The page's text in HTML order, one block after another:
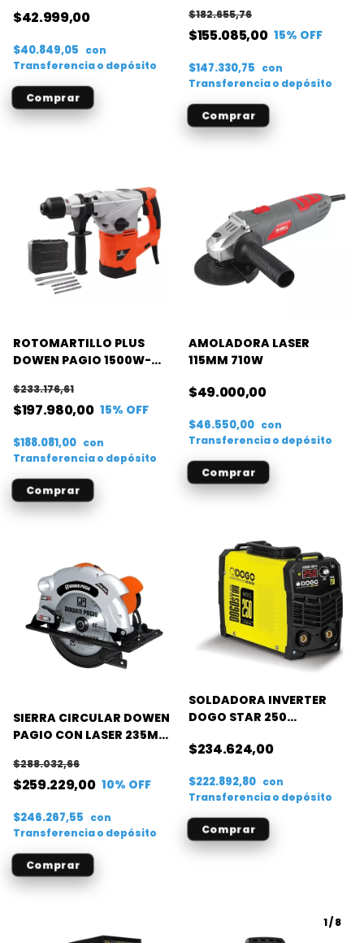
$42.999,00
$40.849,05 con
Transferencia o depósito
$155.085,00
$182.655,76
15% OFF
$147.330,75 con
Transferencia o depósito
ROTOMARTILLO PLUS
DOWEN PAGIO 1500W-
$197.980,00
$233.176,61
15% OFF
$188.081,00 con
Transferencia o depósito
AMOLADORA LASER
115MM 710W
$49.000,00
$46.550,00 con
Transferencia o depósito
SIERRA CIRCULAR DOWEN
PAGIO CON LASER 235MM
$259.229,00
$288.032,66
10% OFF
$246.267,55 con
Transferencia o depósito
SOLDADORA INVERTER
DOGO STAR 250
$234.624,00
$222.892,80 con
Transferencia o depósito
1/8